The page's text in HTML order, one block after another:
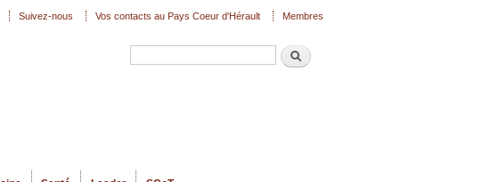
Recherche
Suivez-nous Vos contacts au Pays Coeur d'Hérault Membres